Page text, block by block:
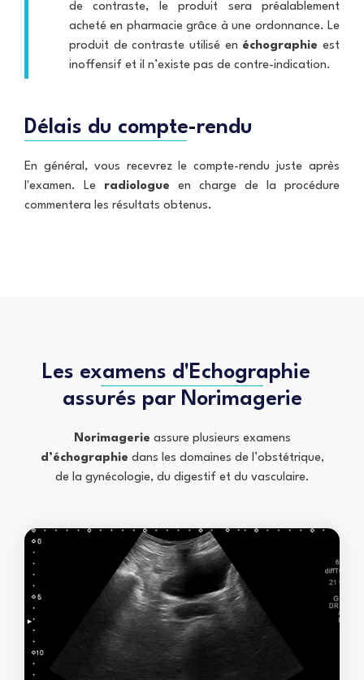
de contraste, le produit sera préalablement
acheté en pharmacie grâce à une ordonnance. Le
produit de contraste utilisé en échographie est
inoffensif et il n’existe pas de contre-indication.
Délais du compte-rendu
En général, vous recevrez le compte-rendu juste après
l'examen. Le radiologue en charge de la procédure
commentera les résultats obtenus.
Les examens d'Echographie
assurés par Norimagerie
Norimagerie assure plusieurs examens
d’échographie dans les domaines de l’obstétrique,
de la gynécologie, du digestif et du vasculaire.